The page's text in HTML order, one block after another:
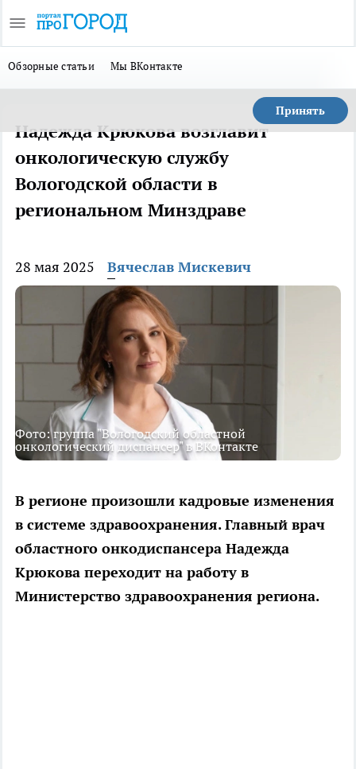
Обзорные статьи Мы ВКонтакте
Принять
Надежда Крюкова возглавит
онкологическую службу
Вологодской области в
региональном Минздраве
28 мая 2025 Вячеслав Мискевич
Фото: группа "Вологодский областной
онкологический диспансер" в ВКонтакте
В регионе произошли кадровые изменения
в системе здравоохранения. Главный врач
областного онкодиспансера Надежда
Крюкова переходит на работу в
Министерство здравоохранения региона.